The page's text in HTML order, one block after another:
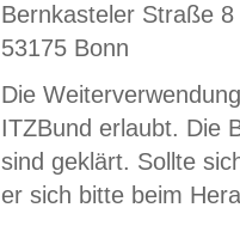
Bernkasteler Straße 8
53175 Bonn
Die
ITZBund erlaubt. Die
sind geklärt. Sollte
er sich bitte beim